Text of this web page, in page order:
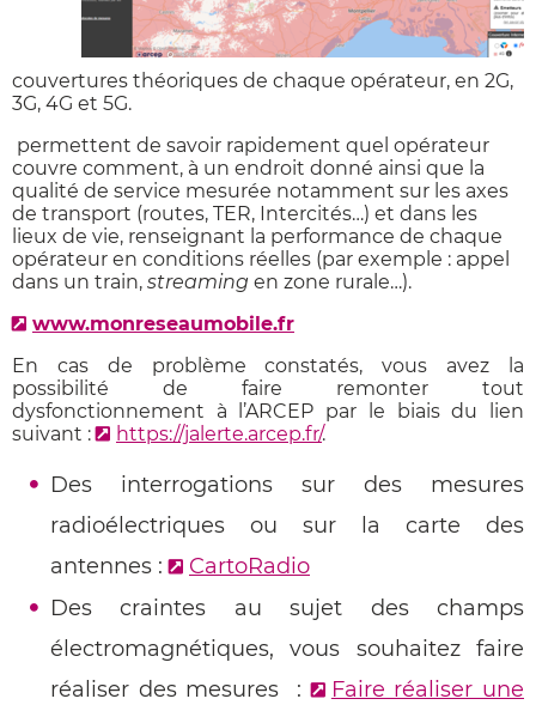
couvertures théoriques de chaque opérateur, en 2G,
3G, 4G et 5G.
permettent de savoir rapidement quel opérateur
couvre comment, à un endroit donné ainsi que la
qualité de service mesurée notamment sur les axes
de transport (routes, TER, Intercités…) et dans les
lieux de vie, renseignant la performance de chaque
opérateur en conditions réelles (par exemple : appel
dans un train, streaming en zone rurale…).
www.monreseaumobile.fr
En cas de problème constatés, vous avez la
possibilité de faire remonter tout
dysfonctionnement à l’ARCEP par le biais du lien
suivant :
https://jalerte.arcep.fr/.
Des interrogations sur des mesures
radioélectriques ou sur la carte des
antennes :
CartoRadio
Des craintes au sujet des champs
électromagnétiques, vous souhaitez faire
réaliser des mesures :
Faire réaliser une